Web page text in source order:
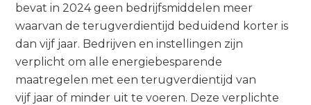
bevat in 2024 geen bedrijfsmiddelen meer
waarvan de terugverdientijd beduidend korter is
dan vijf jaar. Bedrijven en instellingen zijn
verplicht om alle energiebesparende
maatregelen met een terugverdientijd van
vijf jaar of minder uit te voeren. Deze verplichte